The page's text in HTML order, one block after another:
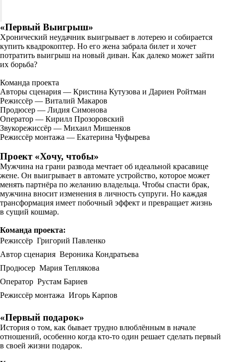
«Первый Выигрыш»
Хронический неудачник выигрывает в лотерею и собирается
купить квадрокоптер. Но его жена забрала билет и хочет
потратить выигрыш на новый диван. Как далеко может зайти
их борьба?
Команда проекта
Авторы сценария — Кристина Кутузова и Дариен Ройтман
Режиссёр — Виталий Макаров
Продюсер — Лидия Симонова
Оператор — Кирилл Прозоровский
Звукорежиссёр — Михаил Мишенков
Режиссёр монтажа — Екатерина Чуфырева
Проект «Хочу, чтобы»
Мужчина на грани развода мечтает об идеальной красавице
жене. Он выигрывает в автомате устройство, которое может
менять партнёра по желанию владельца. Чтобы спасти брак,
мужчина вносит изменения в личность супруги. Но каждая
трансформация имеет побочный эффект и превращает жизнь
в сущий кошмар.
Команда проекта:
Режиссёр  Григорий Павленко
Автор сценария  Вероника Кондратьева
Продюсер  Мария Теплякова
Оператор  Рустам Бариев
Режиссёр монтажа  Игорь Карпов
«Первый подарок»
История о том, как бывает трудно влюблённым в начале
отношений, особенно когда кто-то один решает сделать первый
в своей жизни подарок.